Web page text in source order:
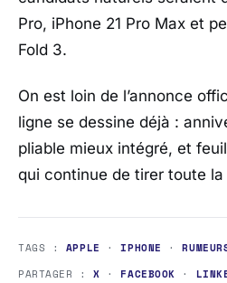
Pro, iPhone 21 Pro Max et
Fold 3.
On est loin de l’annonce
ligne se dessine déjà :
pliable mieux intégré, et
qui continue de tirer toute
TAGS : APPLE ·IPHONE ·
PARTAGER :X · FACEBOOK ·